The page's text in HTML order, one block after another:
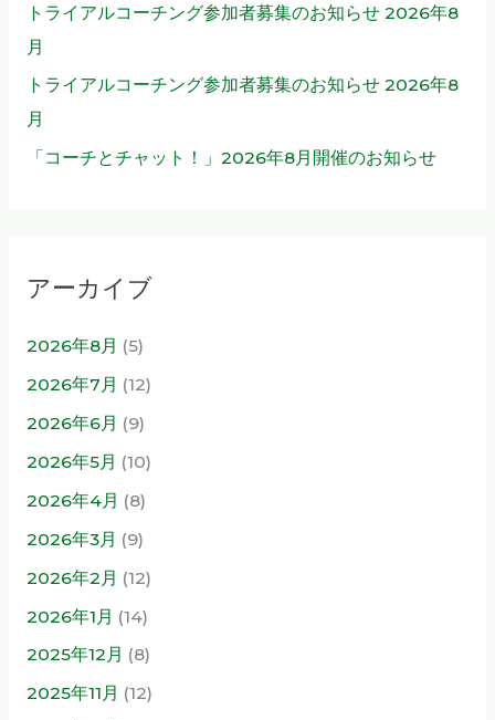
トライアルコーチング参加者募集のお知らせ 2026年8
月
トライアルコーチング参加者募集のお知らせ 2026年8
月
「コーチとチャット！」2026年8月開催のお知らせ
アーカイブ
2026年8月 (5)
2026年7月 (12)
2026年6月 (9)
2026年5月 (10)
2026年4月 (8)
2026年3月 (9)
2026年2月 (12)
2026年1月 (14)
2025年12月 (8)
2025年11月 (12)